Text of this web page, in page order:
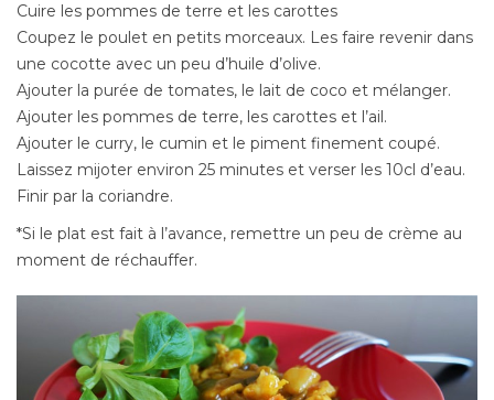
Cuire les pommes de terre et les carottes
Coupez le poulet en petits morceaux. Les faire revenir dans
une cocotte avec un peu d’huile d’olive.
Ajouter la purée de tomates, le lait de coco et mélanger.
Ajouter les pommes de terre, les carottes et l’ail.
Ajouter le curry, le cumin et le piment finement coupé.
Laissez mijoter environ 25 minutes et verser les 10cl d’eau.
Finir par la coriandre.
*Si le plat est fait à l’avance, remettre un peu de crème au
moment de réchauffer.